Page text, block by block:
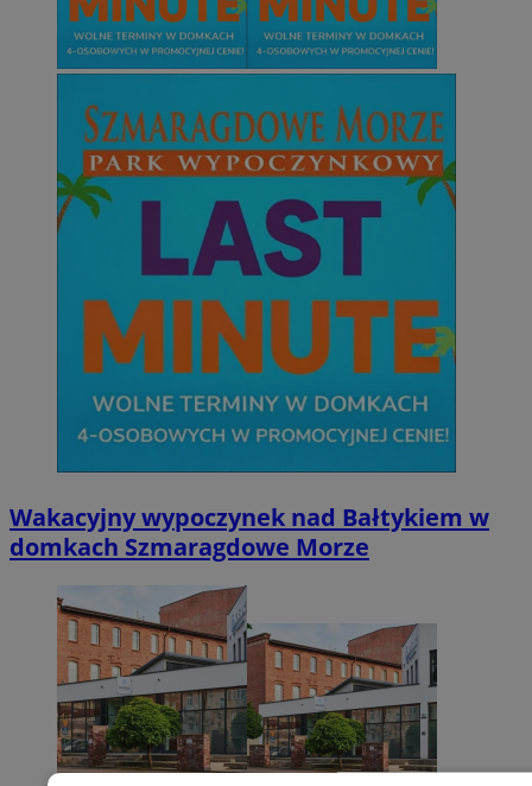
Wakacyjny wypoczynek nad Bałtykiem w
domkach Szmaragdowe Morze